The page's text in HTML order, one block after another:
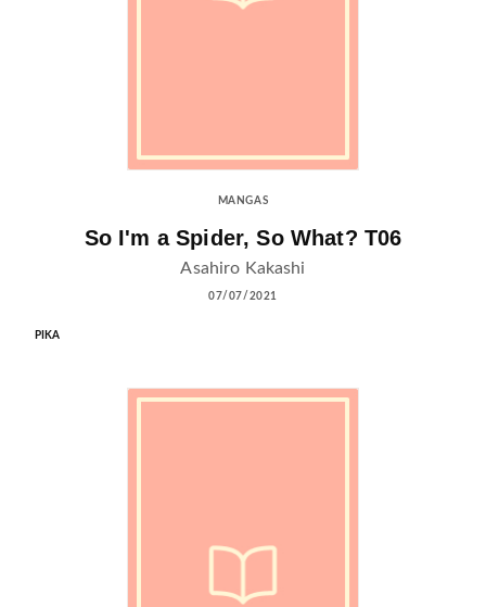
MANGAS
So I'm a Spider, So What? T06
Asahiro Kakashi
07/07/2021
PIKA